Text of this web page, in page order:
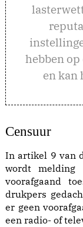
hebben
en kan
Censuur
In artikel 9 van
wordt melding
voorafgaand
drukpers
er geen
een radio- of